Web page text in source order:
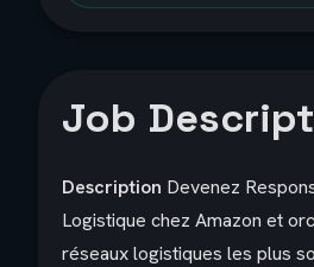
Job
Description Devenez
Logistique chez Amazon et
réseaux logistiques les plus